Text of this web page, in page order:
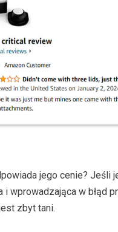
jego cenie? Jeśli
wprowadzająca w błąd
zbyt tani.